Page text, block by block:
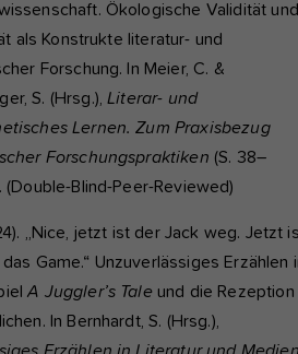
Ökologische Validität und
als Konstrukte literatur- und
Forschung. In Meier, C. &
S. (Hrsg.),Literar- und
Lernen. Zum Praxisbezug
Forschungspraktiken (S. 38–
(Double-Blind-Peer-Reviewed)
„Nice, jetzt ist der Jack weg. Jetzt
Game.“ Unzuverlässiges Erzählen
A Juggler’s Tale und die Rezeption
In Bernhardt, S. (Hrsg.),